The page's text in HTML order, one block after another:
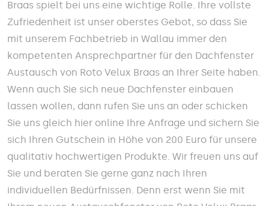
Braas spielt bei uns eine wichtige Rolle. Ihre vollste
Zufriedenheit ist unser oberstes Gebot, so dass Sie
mit unserem Fachbetrieb in Wallau immer den
kompetenten Ansprechpartner für den Dachfenster
Austausch von Roto Velux Braas an Ihrer Seite haben.
Wenn auch Sie sich neue Dachfenster einbauen
lassen wollen, dann rufen Sie uns an oder schicken
Sie uns gleich hier online Ihre Anfrage und sichern Sie
sich Ihren Gutschein in Höhe von 200 Euro für unsere
qualitativ hochwertigen Produkte. Wir freuen uns auf
Sie und beraten Sie gerne ganz nach Ihren
individuellen Bedürfnissen. Denn erst wenn Sie mit